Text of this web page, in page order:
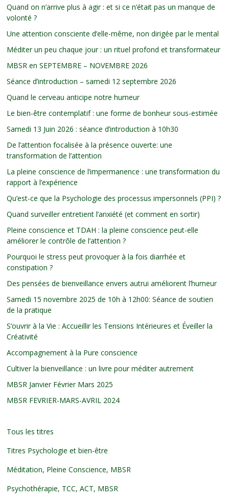
Quand on n’arrive plus à agir : et si ce n’était pas un manque de
volonté ?
Une attention consciente d’elle-même, non dirigée par le mental
Méditer un peu chaque jour : un rituel profond et transformateur
MBSR en SEPTEMBRE – NOVEMBRE 2026
Séance d’introduction – samedi 12 septembre 2026
Quand le cerveau anticipe notre humeur
Le bien-être contemplatif : une forme de bonheur sous-estimée
Samedi 13 Juin 2026 : séance d’introduction à 10h30
De l’attention focalisée à la présence ouverte: une
transformation de l’attention
La pleine conscience de l’impermanence : une transformation du
rapport à l’expérience
Qu’est-ce que la Psychologie des processus impersonnels (PPI) ?
Quand surveiller entretient l’anxiété (et comment en sortir)
Pleine conscience et TDAH : la pleine conscience peut-elle
améliorer le contrôle de l’attention ?
Pourquoi le stress peut provoquer à la fois diarrhée et
constipation ?
Des pensées de bienveillance envers autrui améliorent l’humeur
Samedi 15 novembre 2025 de 10h à 12h00: Séance de soutien
de la pratique
S’ouvrir à la Vie : Accueillir les Tensions Intérieures et Éveiller la
Créativité
Accompagnement à la Pure conscience
Cultiver la bienveillance : un livre pour méditer autrement
MBSR Janvier Février Mars 2025
MBSR FEVRIER-MARS-AVRIL 2024
Tous les titres
Titres Psychologie et bien-être
Méditation, Pleine Conscience, MBSR
Psychothérapie, TCC, ACT, MBSR